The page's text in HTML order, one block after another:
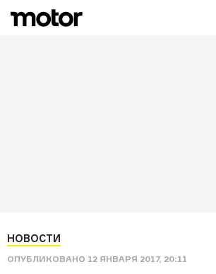
НОВОСТИ
ОПУБЛИКОВАНО 12 ЯНВАРЯ 2017, 20:11